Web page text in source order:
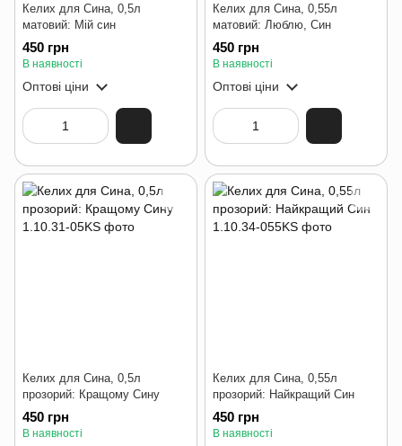
Келих для Сина, 0,5л
матовий: Мій син
450 грн
В наявності
Оптові ціни
Келих для Сина, 0,55л
матовий: Люблю, Син
450 грн
В наявності
Оптові ціни
Келих для Сина, 0,5л
прозорий: Кращому Сину
450 грн
В наявності
Келих для Сина, 0,55л
прозорий: Найкращий Син
450 грн
В наявності